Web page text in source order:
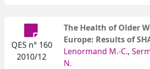
QES n° 160
2010/12
The Health of Older
Europe: Results of
Lenormand M.-C.,
N.